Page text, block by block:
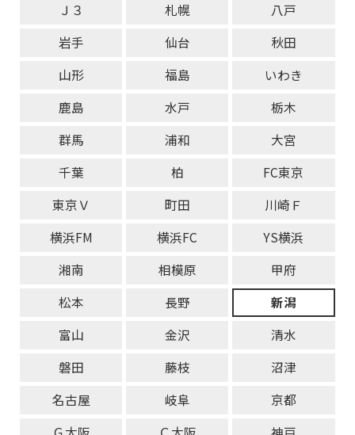
Ｊ３
札幌
八戸
岩手
仙台
秋田
山形
福島
いわき
鹿島
水戸
栃木
群馬
浦和
大宮
千葉
柏
FC東京
東京Ｖ
町田
川崎Ｆ
横浜FM
横浜FC
YS横浜
湘南
相模原
甲府
松本
長野
新潟
富山
金沢
清水
磐田
藤枝
沼津
名古屋
岐阜
京都